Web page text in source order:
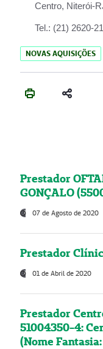
Centro, Niterói-
Tel.: (21) 2620-
NOVAS AQUISIÇÕES
Prestador
GONÇALO
07 de Agosto de 2020
Prestador
01 de Abril de 2020
Prestador
51004350-4:
(Nome